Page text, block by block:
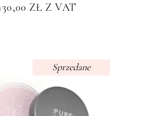
ZŁ Z VAT
Sprzedane